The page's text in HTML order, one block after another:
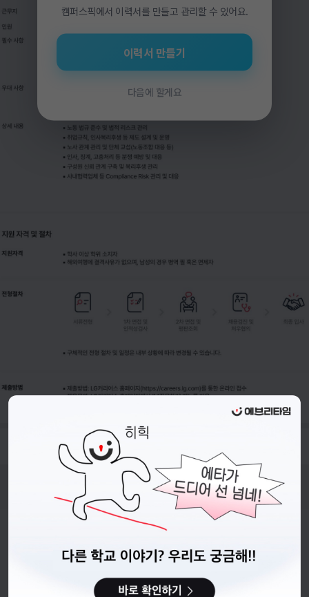
- 접수기간 : 26.06.17.(수) ~ 26.06.28.(일) 23:59 까지
캠퍼스픽에서 이력서를 만들고 관리할 수 있어요.
이력서 만들기
다음에 할게요
서울특별시 마포구 양화로 113, 5층
사업자등록번호 : 572-87-02009
개인정보처리방침 커뮤니티이용규칙 공지사항